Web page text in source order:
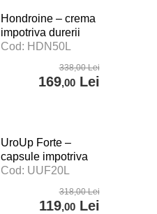
Hondroine – crema
impotriva durerii
articulare – 50 ml
Cod: HDN50L
338,00Lei
169,00Lei
UroUp Forte –
capsule impotriva
prostatitei – 20 cps
Cod: UUF20L
318,00Lei
119,00Lei